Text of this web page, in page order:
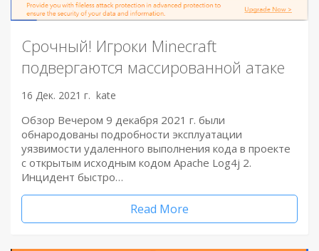
Срочный! Игроки Minecraft
подвергаются массированной атаке
16 Дек. 2021 г. kate
Обзор Вечером 9 декабря 2021 г. были
обнародованы подробности эксплуатации
уязвимости удаленного выполнения кода в проекте
с открытым исходным кодом Apache Log4j 2.
Инцидент быстро…
Read More